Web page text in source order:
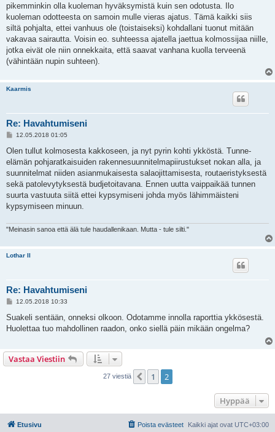
t
i
pikemminkin olla kuoleman hyväksymistä kuin sen odotusta. Ilo
kuoleman odotteesta on samoin mulle vieras ajatus. Tämä kaikki siis
siltä pohjalta, ettei vanhuus ole (toistaiseksi) kohdallani tuonut mitään
vakavaa sairautta. Voisin eo. suhteessa ajatella jaettua kolmossijaa niille,
jotka eivät ole niin onnekkaita, että saavat vanhana kuolla terveenä
(vähintään nupin suhteen).
Kaarmis
Re: Havahtumiseni
V
e
t
i
12.05.2018 01:05
Olen tullut kolmosesta kakkoseen, ja nyt pyrin kohti ykköstä. Tunne-
elämän pohjaratkaisuiden rakennesuunnitelmapiirustukset nokan alla, ja
suunnitelmat niiden asianmukaisesta salaojittamisesta, routaeristyksestä
sekä patolevytyksestä budjetoitavana. Ennen uutta vaippaikää tunnen
suurta vastuuta siitä ettei kypsymiseni johda myös lähimmäisteni
kypsymiseen minuun.
"Meinasin sanoa että älä tule haudallenikaan. Mutta - tule silti."
Lothar II
Re: Havahtumiseni
V
e
t
12.05.2018 10:33
Suakeli sentään, onneksi olkoon. Odotamme innolla raporttia ykkösestä.
Huolettaa tuo mahdollinen raadon, onko siellä päin mikään ongelma?
Vastaa Viestiin
27 viestiä Edellinen
1 2
Hyppää
Etusivu Kaikki ajat ovat UTC+03:00
Poista evästeet